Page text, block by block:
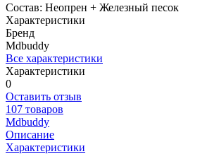
Состав: Неопрен + Железный песок
Характеристики
Бренд
Mdbuddy
Все характеристики
Характеристики
0
Оставить отзыв
107 товаров
Mdbuddy
Описание
Характеристики